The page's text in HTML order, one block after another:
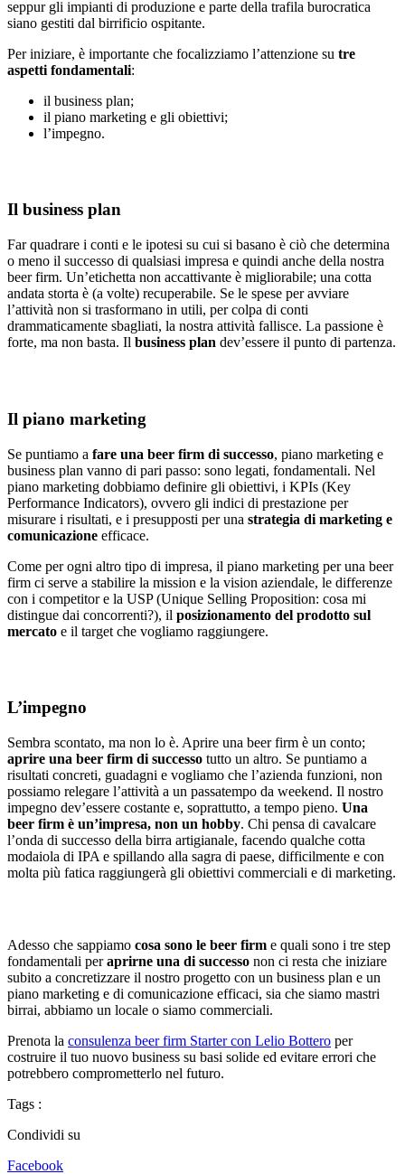
seppur gli impianti di produzione e parte della trafila burocratica
siano gestiti dal birrificio ospitante.
Per iniziare, è importante che focalizziamo l’attenzione su tre
aspetti fondamentali:
il business plan;
il piano marketing e gli obiettivi;
l’impegno.
Il business plan
Far quadrare i conti e le ipotesi su cui si basano è ciò che determina
o meno il successo di qualsiasi impresa e quindi anche della nostra
beer firm. Un’etichetta non accattivante è migliorabile; una cotta
andata storta è (a volte) recuperabile. Se le spese per avviare
l’attività non si trasformano in utili, per colpa di conti
drammaticamente sbagliati, la nostra attività fallisce. La passione è
forte, ma non basta. Il business plan dev’essere il punto di partenza.
Il piano marketing
Se puntiamo a fare una beer firm di successo, piano marketing e
business plan vanno di pari passo: sono legati, fondamentali. Nel
piano marketing dobbiamo definire gli obiettivi, i KPIs (Key
Performance Indicators), ovvero gli indici di prestazione per
misurare i risultati, e i presupposti per una strategia di marketing e
comunicazione efficace.
Come per ogni altro tipo di impresa, il piano marketing per una beer
firm ci serve a stabilire la mission e la vision aziendale, le differenze
con i competitor e la USP (Unique Selling Proposition: cosa mi
distingue dai concorrenti?), il posizionamento del prodotto sul
mercato e il target che vogliamo raggiungere.
L’impegno
Sembra scontato, ma non lo è. Aprire una beer firm è un conto;
aprire una beer firm di successo tutto un altro. Se puntiamo a
risultati concreti, guadagni e vogliamo che l’azienda funzioni, non
possiamo relegare l’attività a un passatempo da weekend. Il nostro
impegno dev’essere costante e, soprattutto, a tempo pieno. Una
beer firm è un’impresa, non un hobby. Chi pensa di cavalcare
l’onda di successo della birra artigianale, facendo qualche cotta
modaiola di IPA e spillando alla sagra di paese, difficilmente e con
molta più fatica raggiungerà gli obiettivi commerciali e di marketing.
Adesso che sappiamo cosa sono le beer firm e quali sono i tre step
fondamentali peraprirne una di successo non ci resta che iniziare
subito a concretizzare il nostro progetto con un business plan e un
piano marketing e di comunicazione efficaci, sia che siamo mastri
birrai, abbiamo un locale o siamo commerciali.
Prenota la consulenza beer firm Starter con Lelio Bottero per
costruire il tuo nuovo business su basi solide ed evitare errori che
potrebbero comprometterlo nel futuro.
Tags :
Condividi su
Facebook